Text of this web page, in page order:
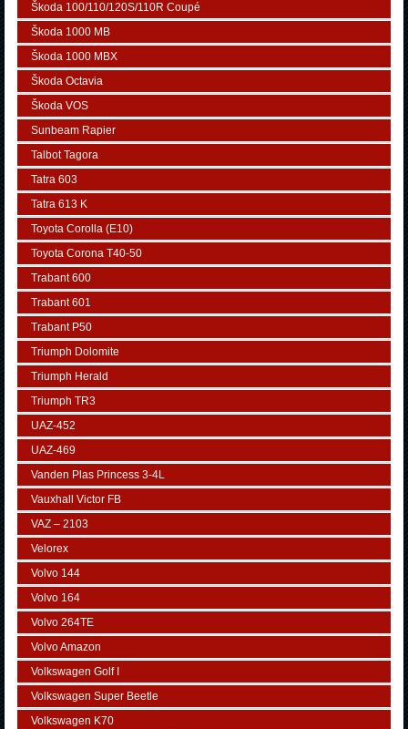
Škoda 100/110/120S/110R Coupé
Škoda 1000 MB
Škoda 1000 MBX
Škoda Octavia
Škoda VOS
Sunbeam Rapier
Talbot Tagora
Tatra 603
Tatra 613 K
Toyota Corolla (E10)
Toyota Corona T40-50
Trabant 600
Trabant 601
Trabant P50
Triumph Dolomite
Triumph Herald
Triumph TR3
UAZ-452
UAZ-469
Vanden Plas Princess 3-4L
Vauxhall Victor FB
VAZ – 2103
Velorex
Volvo 144
Volvo 164
Volvo 264TE
Volvo Amazon
Volkswagen Golf I
Volkswagen Super Beetle
Volkswagen K70